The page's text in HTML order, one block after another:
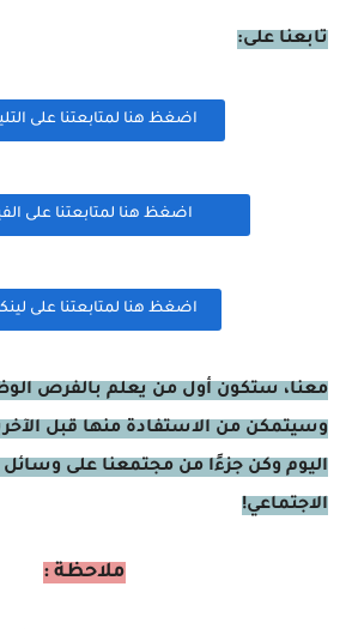
تابعنا على:
اضغظ هنا لمتابعتنا على
اضغظ هنا لمتابعتنا على
اضغظ هنا لمتابعتنا على
معنا، ستكون أول من يعلم بالفرص
وسيتمكن من الاستفادة منها قبل
اليوم وكن جزءًا من مجتمعنا على وسائل
الاجتماعي!
ملاحظة :